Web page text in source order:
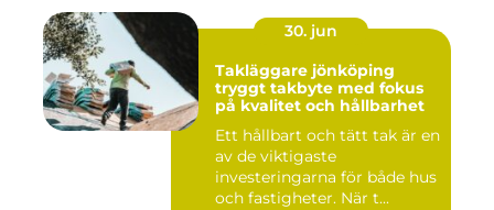
30. jun
Takläggare jönköping
tryggt takbyte med fokus
på kvalitet och hållbarhet
Ett hållbart och tätt tak är en
av de viktigaste
investeringarna för både hus
och fastigheter. När t...